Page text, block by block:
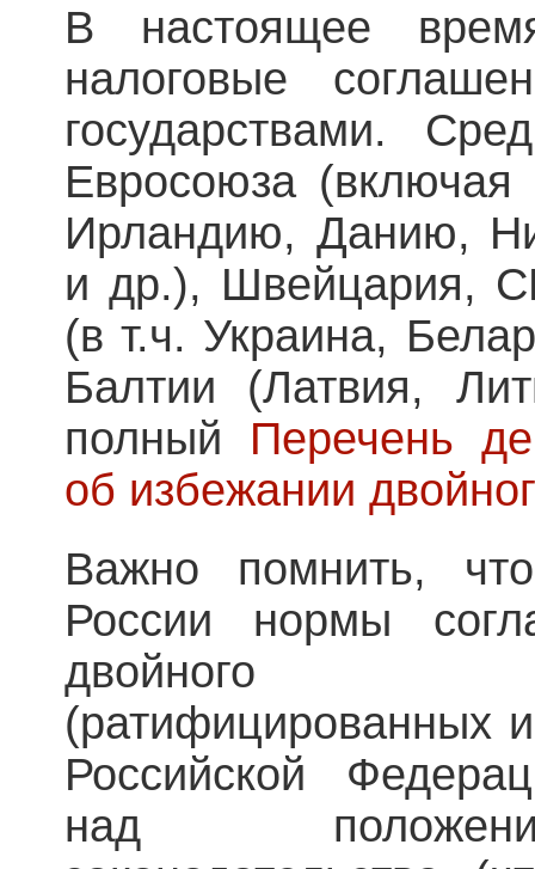
В настоящее
налоговые
государствами.
Евросоюза
Ирландию, Данию,
и др.), Швейцария,
(в т.ч. Украина,
Балтии (Латвия,
полный Перечень
об избежании
Важно помнить,
России нормы
двойного
(ратифицированных
Российской
над